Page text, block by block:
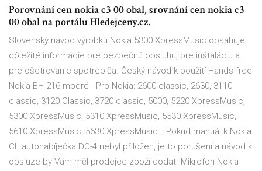
Porovnání cen nokia c3 00 obal, srovnání cen nokia c3
00 obal na portálu Hledejceny.cz.
Slovenský návod výrobku Nokia 5300 XpressMusic obsahuje
dôležité informácie pre bezpečnú obsluhu, pre inštaláciu a
pre ošetrovanie spotrebiča. Český návod k použití Hands free
Nokia BH-216 modré - Pro Nokia: 2600 classic, 2630, 3110
classic, 3120 Classic, 3720 classic, 5000, 5220 XpressMusic,
5300 XpressMusic, 5310 XpressMusic, 5530 XpressMusic,
5610 XpressMusic, 5630 XpressMusic… Pokud manuál k Nokia
CL autonabíječka DC-4 nebyl přiložen, je to porušení a návod k
obsluze by Vám měl prodejce zboží dodat. Mikrofon Nokia